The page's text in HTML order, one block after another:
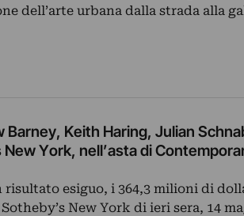
dell’arte urbana dalla strada alla
Barney, Keith Haring, Julian
New York, nell’asta di
risultato esiguo, i 364,3 milioni di
New York di ieri sera, 14